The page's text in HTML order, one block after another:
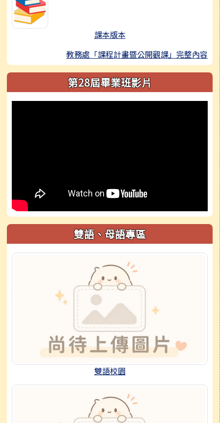
課本版本
教務處「課程計畫暨公開觀課」完整內容
第28屆畢業班影片
雙語、母語專區
雙語校園